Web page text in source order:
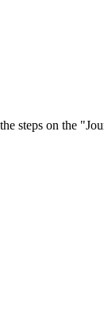
steps on the